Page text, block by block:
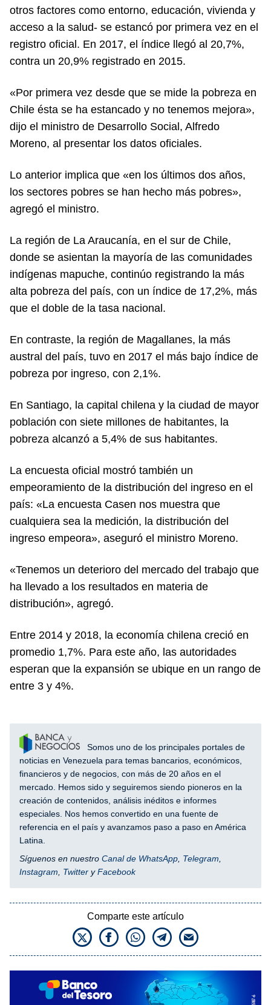
otros factores como entorno, educación, vivienda y
acceso a la salud- se estancó por primera vez en el
registro oficial. En 2017, el índice llegó al 20,7%,
contra un 20,9% registrado en 2015.
«Por primera vez desde que se mide la pobreza en
Chile ésta se ha estancado y no tenemos mejora»,
dijo el ministro de Desarrollo Social, Alfredo
Moreno, al presentar los datos oficiales.
Lo anterior implica que «en los últimos dos años,
los sectores pobres se han hecho más pobres»,
agregó el ministro.
La región de La Araucanía, en el sur de Chile,
donde se asientan la mayoría de las comunidades
indígenas mapuche, continúo registrando la más
alta pobreza del país, con un índice de 17,2%, más
que el doble de la tasa nacional.
En contraste, la región de Magallanes, la más
austral del país, tuvo en 2017 el más bajo índice de
pobreza por ingreso, con 2,1%.
En Santiago, la capital chilena y la ciudad de mayor
población con siete millones de habitantes, la
pobreza alcanzó a 5,4% de sus habitantes.
La encuesta oficial mostró también un
empeoramiento de la distribución del ingreso en el
país: «La encuesta Casen nos muestra que
cualquiera sea la medición, la distribución del
ingreso empeora», aseguró el ministro Moreno.
«Tenemos un deterioro del mercado del trabajo que
ha llevado a los resultados en materia de
distribución», agregó.
Entre 2014 y 2018, la economía chilena creció en
promedio 1,7%. Para este año, las autoridades
esperan que la expansión se ubique en un rango de
entre 3 y 4%.
Somos uno de los principales portales de
noticias en Venezuela para temas bancarios, económicos,
financieros y de negocios, con más de 20 años en el
mercado. Hemos sido y seguiremos siendo pioneros en la
creación de contenidos, análisis inéditos e informes
especiales. Nos hemos convertido en una fuente de
referencia en el país y avanzamos paso a paso en América
Latina.
Síguenos en nuestro Canal de WhatsApp Telegram
Instagram
Twitter yFacebook
Comparte este artículo